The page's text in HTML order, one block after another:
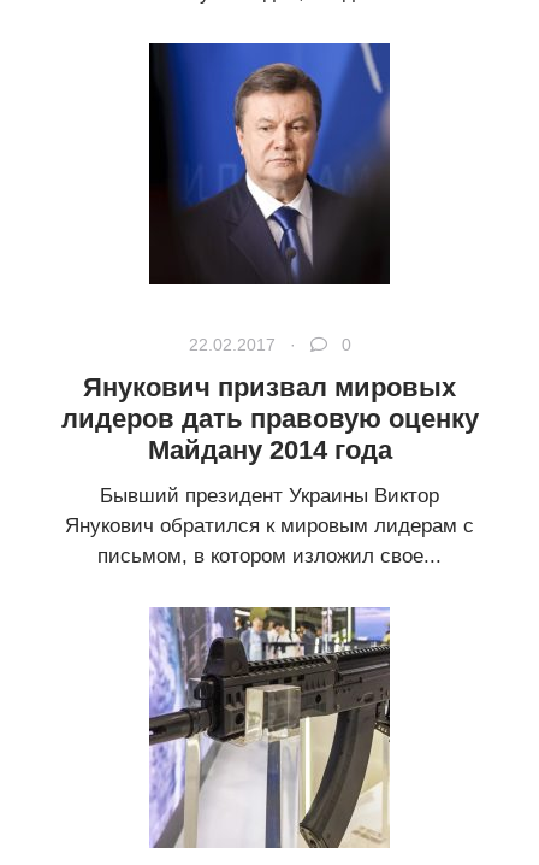
22.02.2017 · 0
Янукович призвал мировых
лидеров дать правовую оценку
Майдану 2014 года
Бывший президент Украины Виктор
Янукович обратился к мировым лидерам с
письмом, в котором изложил свое...